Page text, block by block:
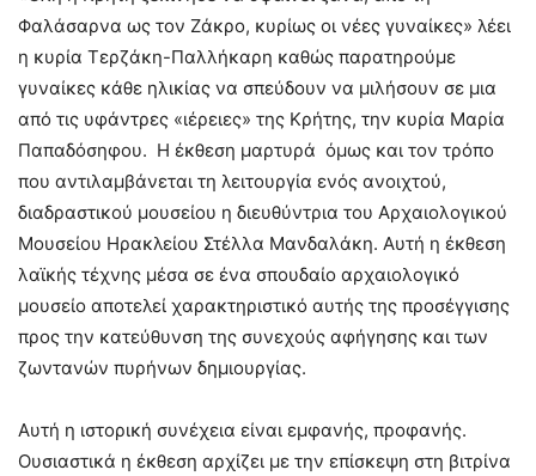
Φαλάσαρνα ως τον Ζάκρο, κυρίως οι νέες γυναίκες» λέει
η κυρία Τερζάκη-Παλλήκαρη καθώς παρατηρούμε
γυναίκες κάθε ηλικίας να σπεύδουν να μιλήσουν σε μια
από τις υφάντρες «ιέρειες» της Κρήτης, την κυρία Μαρία
Παπαδόσηφου. Η έκθεση μαρτυρά όμως και τον τρόπο
που αντιλαμβάνεται τη λειτουργία ενός ανοιχτού,
διαδραστικού μουσείου η διευθύντρια του Αρχαιολογικού
Μουσείου Ηρακλείου Στέλλα Μανδαλάκη. Αυτή η έκθεση
λαϊκής τέχνης μέσα σε ένα σπουδαίο αρχαιολογικό
μουσείο αποτελεί χαρακτηριστικό αυτής της προσέγγισης
προς την κατεύθυνση της συνεχούς αφήγησης και των
ζωντανών πυρήνων δημιουργίας.
Αυτή η ιστορική συνέχεια είναι εμφανής, προφανής.
Ουσιαστικά η έκθεση αρχίζει με την επίσκεψη στη βιτρίνα